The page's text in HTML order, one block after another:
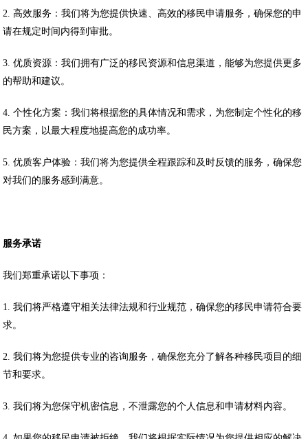
2. 高效服务：我们将为您提供快速、高效的移民申请服务，确保您的申
请在规定时间内得到审批。
3. 优质资源：我们拥有广泛的移民资源和信息渠道，能够为您提供更多
的帮助和建议。
4. 个性化方案：我们将根据您的具体情况和需求，为您制定个性化的移
民方案，以最大程度地提高您的成功率。
5. 优质客户体验：我们将为您提供全程跟踪和及时反馈的服务，确保您
对我们的服务感到满意。
服务承诺
我们郑重承诺以下事项：
1. 我们将严格遵守相关法律法规和行业规范，确保您的移民申请符合要
求。
2. 我们将为您提供专业的咨询服务，确保您充分了解各种移民项目的细
节和要求。
3. 我们将为您保守机密信息，不泄露您的个人信息和申请材料内容。